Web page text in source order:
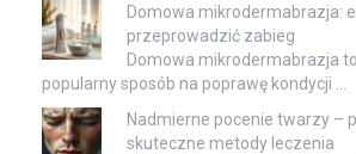
Domowa mikrodermabrazja:
przeprowadzić zabieg
Domowa mikrodermabrazja
popularny sposób na poprawę kondycji …
Nadmierne pocenie twarzy –
skuteczne metody leczenia